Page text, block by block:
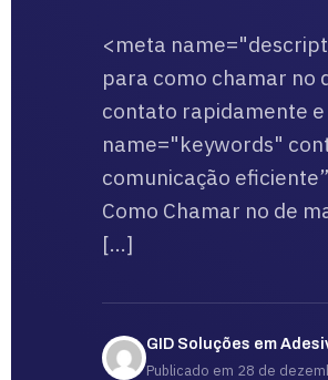
<meta
para como chamar no
contato rapidamente
name="keywords"
comunicação
Como Chamar no de
[…]
GID Soluções em
Publicado em 28 de